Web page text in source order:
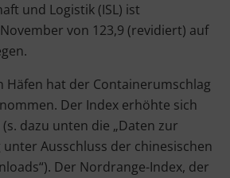
und Logistik (ISL) ist
von 123,9 (revidiert) auf
Häfen hat der Containerumschlag
Der Index erhöhte sich
dazu unten die „Daten zur
Ausschluss der chinesischen
Der Nordrange-Index, der